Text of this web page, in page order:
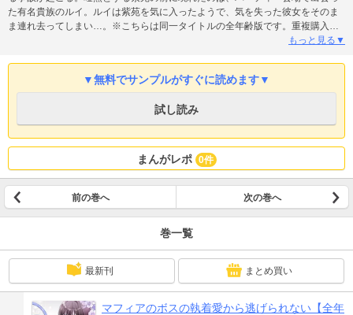
た有名貴族のルイ。ルイは紫苑を気に入ったようで、気を失った彼女をそのま
ま連れ去ってしまい…。※こちらは同一タイトルの全年齢版です。重複購入に
もっと見る▼
▼無料でサンプルがすぐに読めます▼
試し読み
まんがレポ 0件
前の巻へ 次の巻へ
巻一覧
最新刊 まとめ買い
マフィアのボスの執着愛から逃げられない【全年